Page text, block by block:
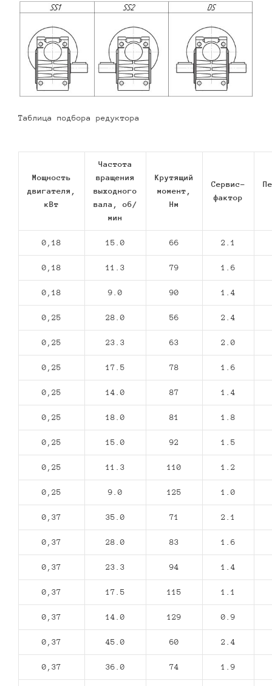
Таблица подбора редуктора
Мощность
двигателя,
кВт
Частота
вращения
выходного
вала, об/
мин
Крутящий
момент,
Нм
Сервис-
фактор
0,18 15.0 66 2.1
0,18 11.3 79 1.6
0,18 9.0 90 1.4
0,25 28.0 56 2.4
0,25 23.3 63 2.0
0,25 17.5 78 1.6
0,25 14.0 87 1.4
0,25 18.0 81 1.8
0,25 15.0 92 1.5
0,25 11.3 110 1.2
0,25 9.0 125 1.0
0,37 35.0 71 2.1
0,37 28.0 83 1.6
0,37 23.3 94 1.4
0,37 17.5 115 1.1
0,37 14.0 129 0.9
0,37 45.0 60 2.4
0,37 36.0 74 1.9